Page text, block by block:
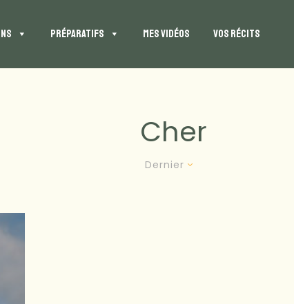
PRÉPARATIFS MES VIDÉOS VOS RÉCITS
Cher
Dernier